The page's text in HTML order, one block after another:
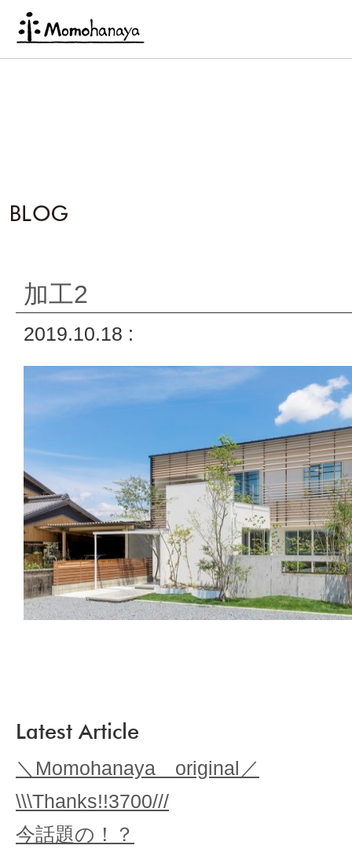
加工2
2019.10.18 :
Latest Article
＼Momohanaya original／
\\\Thanks!!3700///
今話題の！？